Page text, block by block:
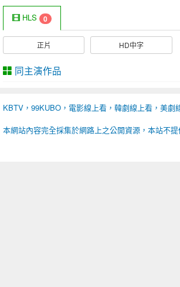
HLS 0
正片 HD中字
同主演作品
KBTV，99KUBO，電影線上看，韓劇線上看，美
本網站內容完全採集於網路上之公開資源，本站不